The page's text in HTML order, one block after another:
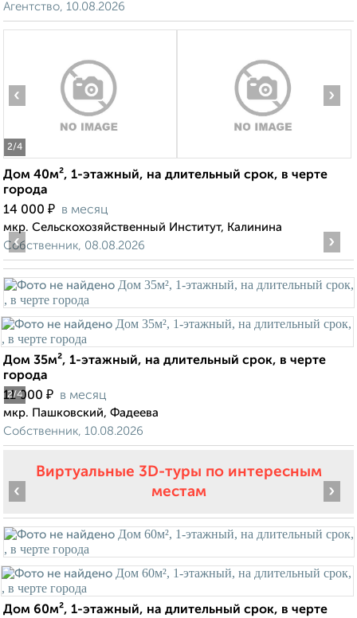
Агентство, 10.08.2026
2/4
‹ ›
Дом 40м², 1-этажный, на длительный срок, в черте
города
14 000 ₽ в месяц
мкр. Сельскохозяйственный Институт, Калинина
Собственник, 08.08.2026
2/4
‹ ›
Дом 35м², 1-этажный, на длительный срок, в черте
города
11 000 ₽ в месяц
мкр. Пашковский, Фадеева
Собственник, 10.08.2026
Виртуальные 3D-туры по интересным
местам
‹ ›
Дом 60м², 1-этажный, на длительный срок, в черте